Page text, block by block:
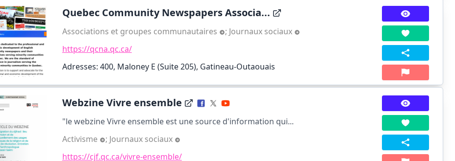
Quebec Community Newspapers Associa...
Associations et groupes communautaires ; Journaux sociaux
https://qcna.qc.ca/
Adresses: 400, Maloney E (Suite 205), Gatineau-Outaouais
Webzine Vivre ensemble
"le webzine Vivre ensemble est une source d'information qui...
Activisme
; Journaux sociaux
https://cjf.qc.ca/vivre-ensemble/